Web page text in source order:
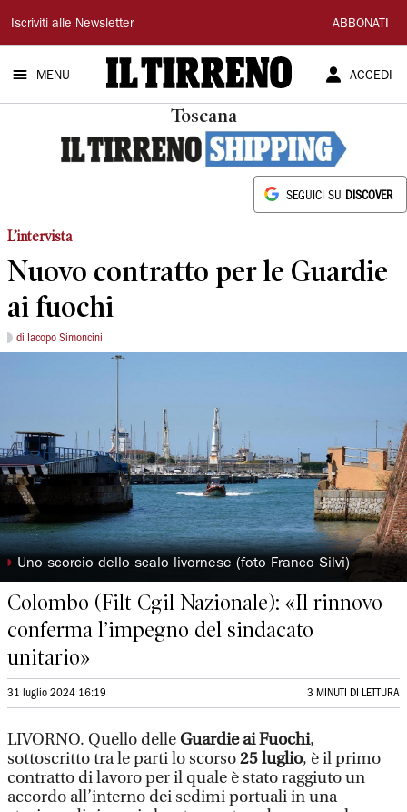
Il
Tirreno
Iscriviti alle Newsletter ABBONATI
MENU ACCEDI
Toscana
SEGUICI SU DISCOVER
L’intervista
Nuovo contratto per le Guardie
ai fuochi
di Iacopo Simoncini
◗ Uno scorcio dello scalo livornese (foto Franco Silvi)
Colombo (Filt Cgil Nazionale): «Il rinnovo
conferma l’impegno del sindacato
unitario»
31 luglio 2024 16:19 3 MINUTI DI LETTURA
LIVORNO. Quello delleGuardie ai Fuochi,
sottoscritto tra le parti lo scorso25 luglio, è il primo
contratto di lavoro per il quale è stato raggiuto un
accordo all’interno dei sedimi portuali in una